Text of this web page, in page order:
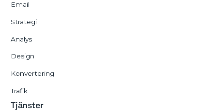
Email
Strategi
Analys
Design
Konvertering
Trafik
Tjänster